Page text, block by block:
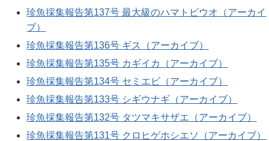
珍魚採集報告第137号 最大級のハマトビウオ（アーカイ
ブ）
珍魚採集報告第136号 ギス（アーカイブ）
珍魚採集報告第135号 カギイカ（アーカイブ）
珍魚採集報告第134号 セミエビ（アーカイブ）
珍魚採集報告第133号 シギウナギ（アーカイブ）
珍魚採集報告第132号 タツマキサザエ（アーカイブ）
珍魚採集報告第131号 クロヒゲホシエソ（アーカイブ）